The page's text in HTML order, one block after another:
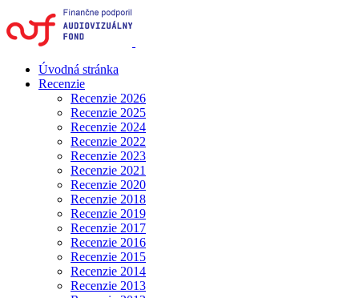
Úvodná stránka
Recenzie
Recenzie 2026
Recenzie 2025
Recenzie 2024
Recenzie 2022
Recenzie 2023
Recenzie 2021
Recenzie 2020
Recenzie 2018
Recenzie 2019
Recenzie 2017
Recenzie 2016
Recenzie 2015
Recenzie 2014
Recenzie 2013